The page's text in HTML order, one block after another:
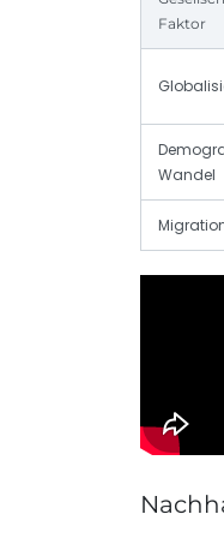
Faktor
Wandel